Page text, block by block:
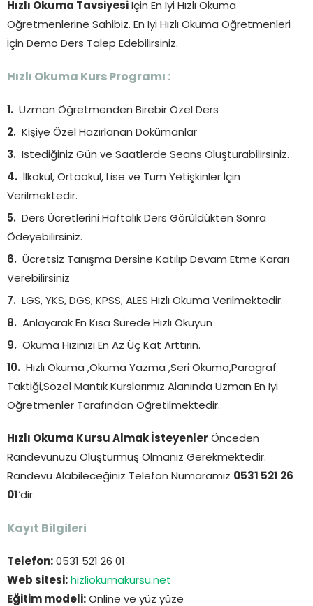
Hızlı Okuma Tavsiyesi
İçin En İyi Hızlı Okuma
Öğretmenlerine Sahibiz. En İyi Hızlı Okuma Öğretmenleri
İçin Demo Ders Talep Edebilirsiniz.
Hızlı Okuma Kurs Programı :
Uzman Öğretmenden Birebir Özel Ders
Kişiye Özel Hazırlanan Dokümanlar
İstediğiniz Gün ve Saatlerde Seans Oluşturabilirsiniz.
İlkokul, Ortaokul, Lise ve Tüm Yetişkinler İçin
Verilmektedir.
Ders Ücretlerini Haftalık Ders Görüldükten Sonra
Ödeyebilirsiniz.
Ücretsiz Tanışma Dersine Katılıp Devam Etme Kararı
Verebilirsiniz
LGS, YKS, DGS, KPSS, ALES Hızlı Okuma Verilmektedir.
Anlayarak En Kısa Sürede Hızlı Okuyun
Okuma Hızınızı En Az Üç Kat Arttırın.
Hızlı Okuma ,Okuma Yazma ,Seri Okuma,Paragraf
Taktiği,Sözel Mantık Kurslarımız Alanında Uzman En İyi
Öğretmenler Tarafından Öğretilmektedir.
Hızlı Okuma Kursu Almak İsteyenler Önceden
Randevunuzu Oluşturmuş Olmanız Gerekmektedir.
Randevu Alabileceğiniz Telefon Numaramız 0531 521 26
01 ‘dir.
Kayıt Bilgileri
Telefon: 0531 521 26 01
Web sitesi: hizliokumakursu.net
Eğitim modeli: Online ve yüz yüze